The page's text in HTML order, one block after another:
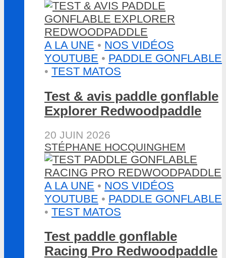
A LA UNE • NOS VIDÉOS
YOUTUBE • PADDLE GONFLABLE
• TEST MATOS
Test & avis paddle gonflable
Explorer Redwoodpaddle
20 JUIN 2026
STÉPHANE HOCQUINGHEM
A LA UNE • NOS VIDÉOS
YOUTUBE • PADDLE GONFLABLE
• TEST MATOS
Test paddle gonflable
Racing Pro Redwoodpaddle